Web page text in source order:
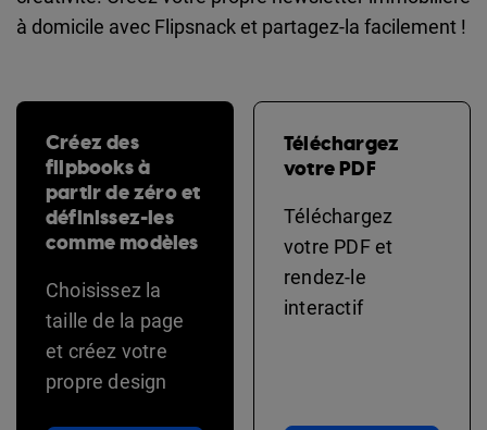
à domicile avec Flipsnack et partagez-la facilement !
Créez des
flipbooks à
partir de zéro et
définissez-les
comme modèles
Choisissez la
taille de la page
et créez votre
propre design
Téléchargez
votre PDF
Téléchargez
votre PDF et
rendez-le
interactif